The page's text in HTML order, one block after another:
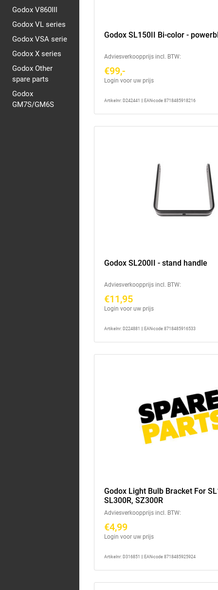
Godox V860III
Godox VL series
Godox VSA serie
Godox X series
Godox Other
spare parts
Godox
GM7S/GM6S
Godox SL150II Bi-color -
Adviesverkoopprijs incl. BTW:
€99,-
Login voor uw prijs
Artikelnr: D242441 || EAN-code 8718485918216
Godox SL200II - stand handle
Adviesverkoopprijs incl. BTW:
€11,95
Login voor uw prijs
Artikelnr: D224881 || EAN-code 8718485916533
Godox Light Bulb Bracket For
SL300R, SZ300R
Adviesverkoopprijs incl. BTW:
€4,99
Login voor uw prijs
Artikelnr: D316851 || EAN-code 8718485925924